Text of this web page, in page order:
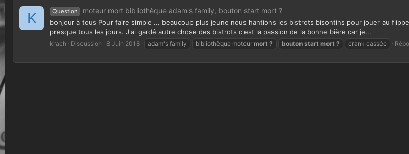
K Question moteur mort bibliothèque adam's family, bouton start mort ?
bonjour à tous Pour faire simple ... beaucoup plus jeune nous hantions les bistrots bisontins pour jouer au
presque tous les jours. J'ai gardé autre chose des bistrots c'est la passion de la bonne bière car je...
krach Discussion 8 Juin 2018 adam's family bibliothèque moteur mort ? bouton start mort ? crank cassée